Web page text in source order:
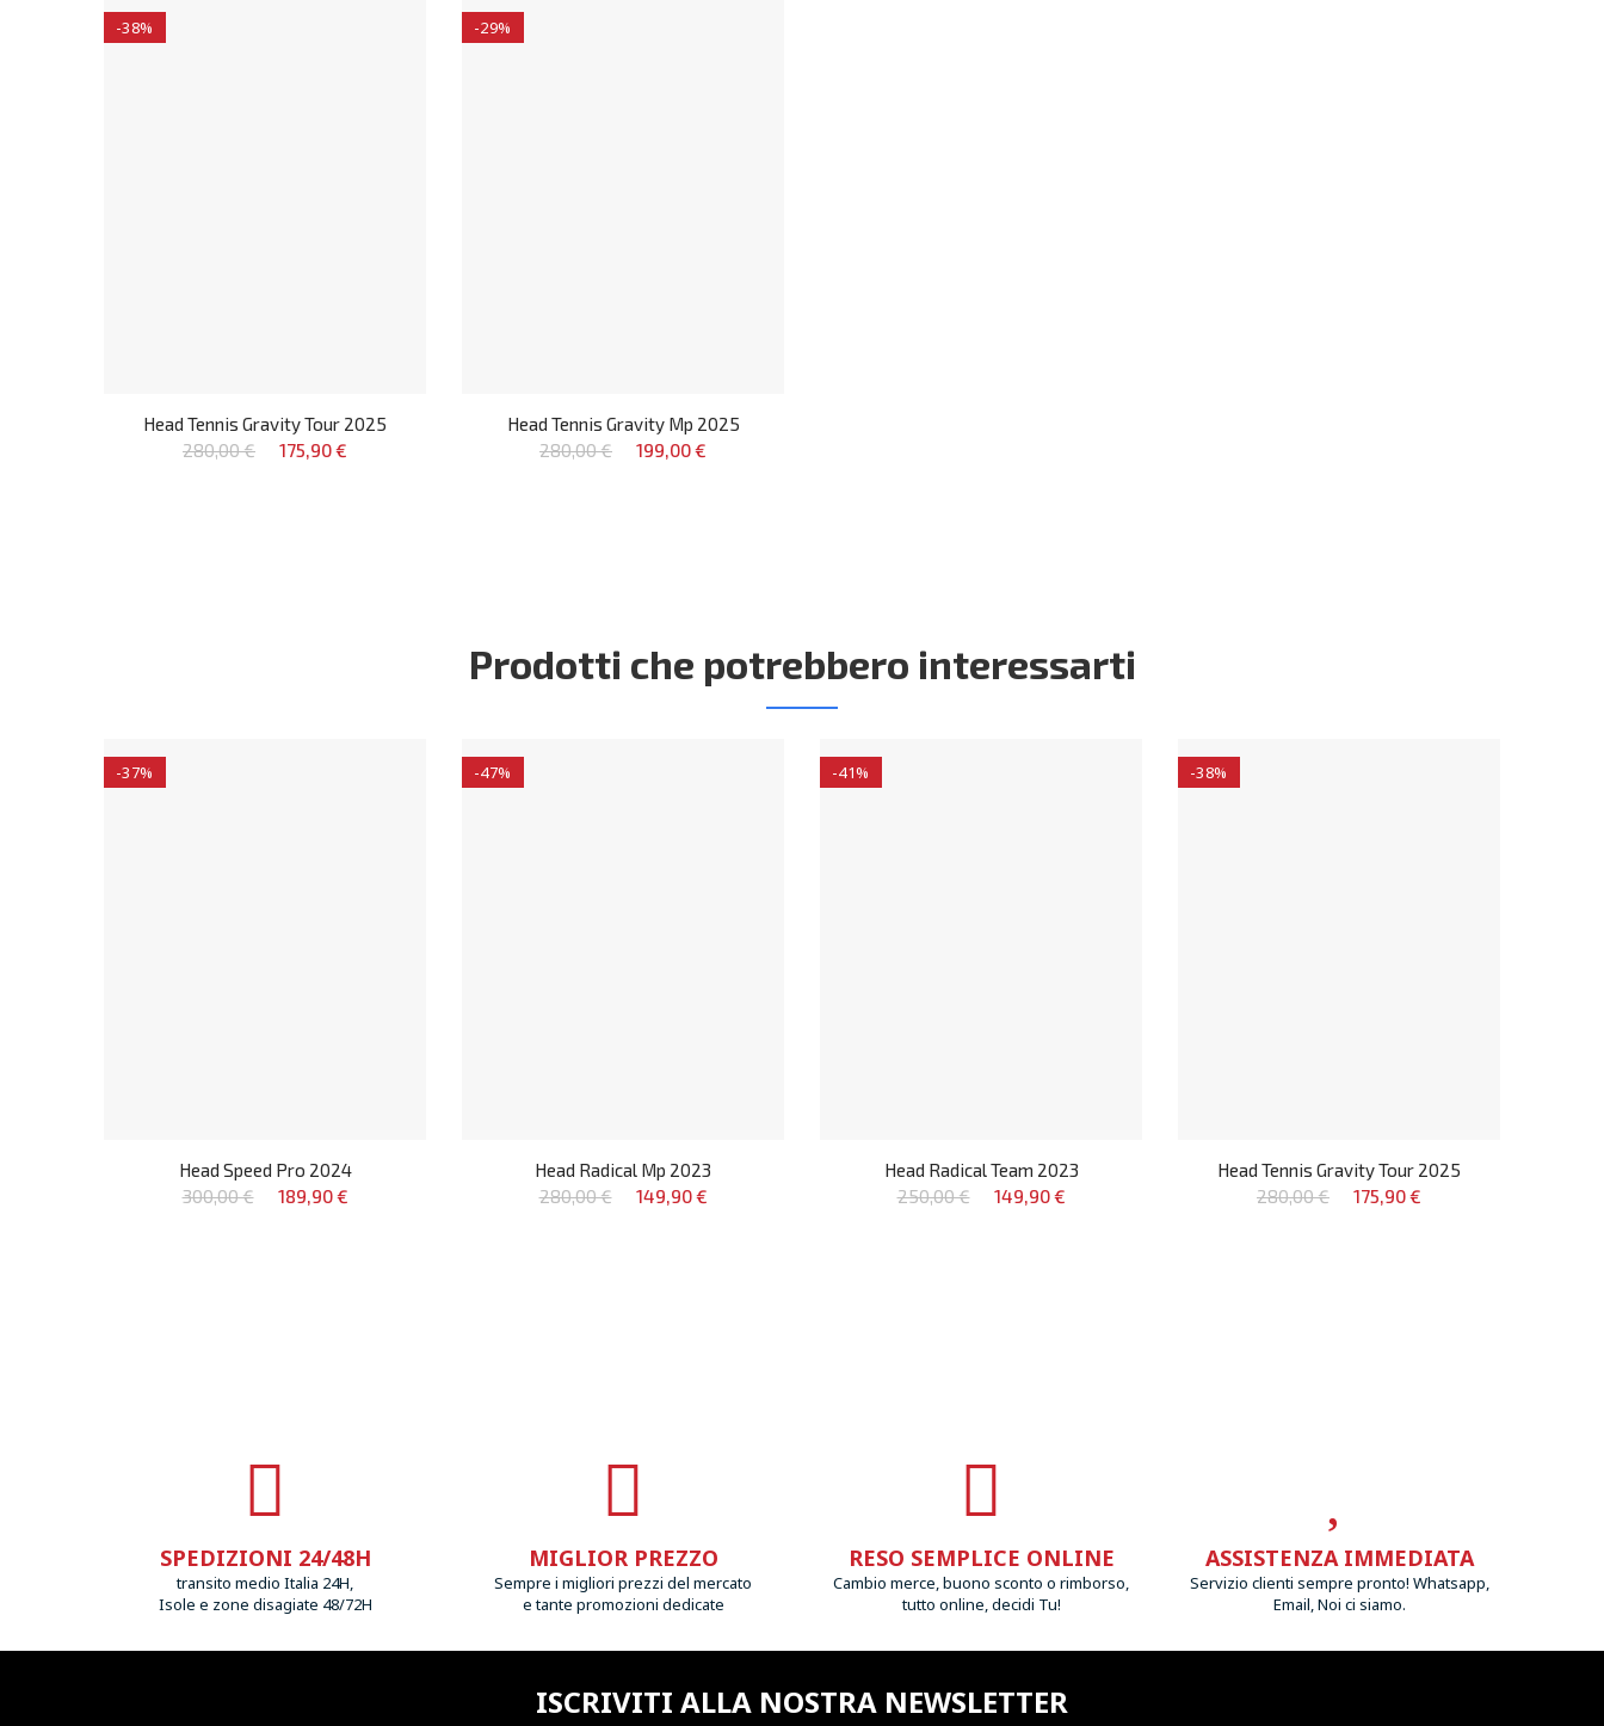
-38%
Head Tennis Gravity Tour 2025
280,00 €
175,90 €
-29%
Head Tennis Gravity Mp 2025
280,00 €
199,00 €
Prodotti che potrebbero interessarti
-37%
Head Speed Pro 2024
300,00 €
189,90 €
-47%
Head Radical Mp 2023
280,00 €
149,90 €
-41%
Head Radical Team 2023
250,00 €
149,90 €
-38%
Head Tennis Gravity Tour 2025
280,00 €
175,90 €
SPEDIZIONI 24/48H
transito medio Italia 24H,
Isole e zone disagiate 48/72H
MIGLIOR PREZZO
Sempre i migliori prezzi del mercato
e tante promozioni dedicate
RESO SEMPLICE ONLINE
Cambio merce, buono sconto o rimborso,
tutto online, decidi Tu!
ASSISTENZA IMMEDIATA
Servizio clienti sempre pronto! Whatsapp,
Email, Noi ci siamo.
ISCRIVITI ALLA NOSTRA NEWSLETTER